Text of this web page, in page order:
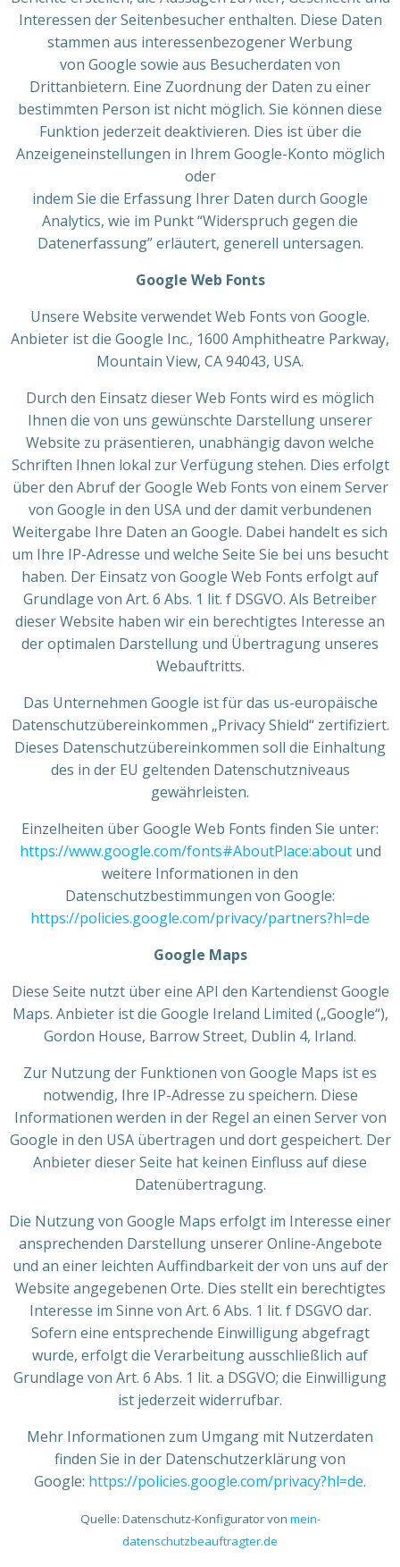
Interessen der Seitenbesucher enthalten. Diese Daten
stammen aus interessenbezogener Werbung
von Google sowie aus Besucherdaten von
Drittanbietern. Eine Zuordnung der Daten zu einer
bestimmten Person ist nicht möglich. Sie können diese
Funktion jederzeit deaktivieren. Dies ist über die
Anzeigeneinstellungen in Ihrem Google-Konto möglich
oder
indem Sie die Erfassung Ihrer Daten durch Google
Analytics, wie im Punkt “Widerspruch gegen die
Datenerfassung” erläutert, generell untersagen.
Google Web Fonts
Unsere Website verwendet Web Fonts von Google.
Anbieter ist die Google Inc., 1600 Amphitheatre Parkway,
Mountain View, CA 94043, USA.
Durch den Einsatz dieser Web Fonts wird es möglich
Ihnen die von uns gewünschte Darstellung unserer
Website zu präsentieren, unabhängig davon welche
Schriften Ihnen lokal zur Verfügung stehen. Dies erfolgt
über den Abruf der Google Web Fonts von einem Server
von Google in den USA und der damit verbundenen
Weitergabe Ihre Daten an Google. Dabei handelt es sich
um Ihre IP-Adresse und welche Seite Sie bei uns besucht
haben. Der Einsatz von Google Web Fonts erfolgt auf
Grundlage von Art. 6 Abs. 1 lit. f DSGVO. Als Betreiber
dieser Website haben wir ein berechtigtes Interesse an
der optimalen Darstellung und Übertragung unseres
Webauftritts.
Das Unternehmen Google ist für das us-europäische
Datenschutzübereinkommen „Privacy Shield“ zertifiziert.
Dieses Datenschutzübereinkommen soll die Einhaltung
des in der EU geltenden Datenschutzniveaus
gewährleisten.
Einzelheiten über Google Web Fonts finden Sie unter:
https://www.google.com/fonts#AboutPlace:aboutund
weitere Informationen in den
Datenschutzbestimmungen von Google:
https://policies.google.com/privacy/partners?hl=de
Google Maps
Diese Seite nutzt über eine API den Kartendienst Google
Maps. Anbieter ist die Google Ireland Limited („Google“),
Gordon House, Barrow Street, Dublin 4, Irland.
Zur Nutzung der Funktionen von Google Maps ist es
notwendig, Ihre IP-Adresse zu speichern. Diese
Informationen werden in der Regel an einen Server von
Google in den USA übertragen und dort gespeichert. Der
Anbieter dieser Seite hat keinen Einfluss auf diese
Datenübertragung.
Die Nutzung von Google Maps erfolgt im Interesse einer
ansprechenden Darstellung unserer Online-Angebote
und an einer leichten Auffindbarkeit der von uns auf der
Website angegebenen Orte. Dies stellt ein berechtigtes
Interesse im Sinne von Art. 6 Abs. 1 lit. f DSGVO dar.
Sofern eine entsprechende Einwilligung abgefragt
wurde, erfolgt die Verarbeitung ausschließlich auf
Grundlage von Art. 6 Abs. 1 lit. a DSGVO; die Einwilligung
ist jederzeit widerrufbar.
Mehr Informationen zum Umgang mit Nutzerdaten
finden Sie in der Datenschutzerklärung von
Google: https://policies.google.com/privacy?hl=de.
Quelle: Datenschutz-Konfigurator von mein-
datenschutzbeauftragter.de